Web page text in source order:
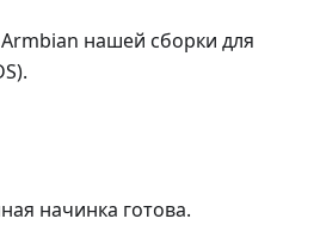
нашей сборки для
начинка готова.